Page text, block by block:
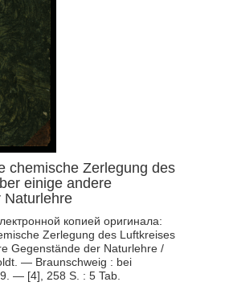
chemische Zerlegung des
einige andere
Naturlehre
копией оригинала:
Zerlegung des Luftkreises
Gegenstände der Naturlehre /
— Braunschweig : bei
— [4], 258 S. : 5 Tab.